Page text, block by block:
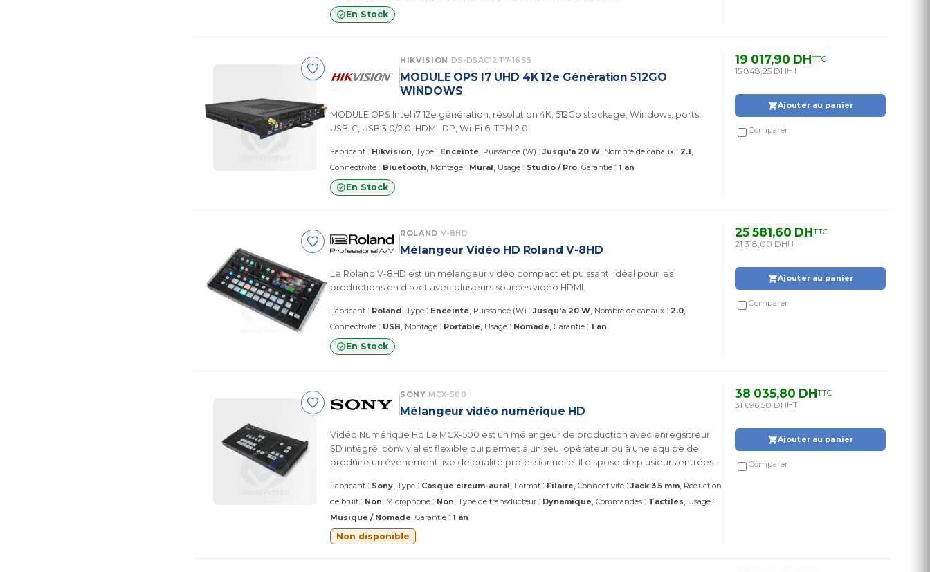
En Stock
HIKVISION DS-D5AC12T7-16S5
MODULE OPS I7 UHD 4K 12e Génération 512GO
WINDOWS
MODULE OPS Intel i7 12e génération, résolution 4K, 512Go stockage, Windows, ports
USB-C, USB 3.0/2.0, HDMI, DP, Wi-Fi 6, TPM 2.0.
Fabricant : Hikvision Type : Enceinte Puissance (W) :Jusqu'a 20 W Nombre de canaux : 2.1
Connectivite : Bluetooth Montage : Mural Usage : Studio / Pro Garantie : 1 an
En Stock
19 017,90 DHTTC
15 848,25 DHHT
Ajouter au panier
Comparer
ROLAND V-8HD
Mélangeur Vidéo HD Roland V-8HD
Le Roland V-8HD est un mélangeur vidéo compact et puissant, idéal pour les
productions en direct avec plusieurs sources vidéo HDMI.
Fabricant : Roland Type : Enceinte Puissance (W) :Jusqu'a 20 W Nombre de canaux : 2.0
Connectivite : USB Montage : Portable Usage : Nomade Garantie : 1 an
En Stock
25 581,60 DHTTC
21 318,00 DHHT
Ajouter au panier
Comparer
SONY MCX-500
Mélangeur vidéo numérique HD
Vidéo Numérique Hd Le MCX-500 est un mélangeur de production avec enregsitreur
SD intégré, convivial et flexible qui permet à un seul opérateur ou à une équipe de
produire un événement live de qualité professionnelle. Il dispose de plusieurs entrées
Streaming
Fabricant : Sony Type : Casque circum-aural Format : Filaire Connectivite :Jack 3.5 mm Reduction
de bruit : Non Microphone : Non Type de transducteur : Dynamique Commandes : Tactiles Usage :
Musique / Nomade Garantie : 1 an
Non disponible
38 035,80 DHTTC
31 696,50 DHHT
Ajouter au panier
Comparer